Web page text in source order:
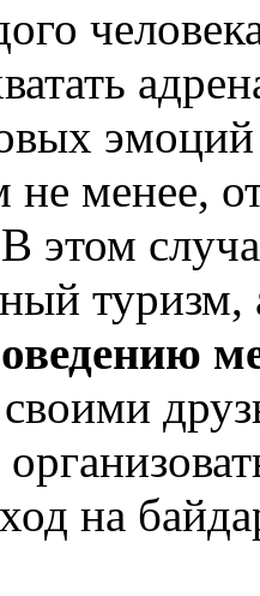
не менее,
этом
туризм,
своими
на